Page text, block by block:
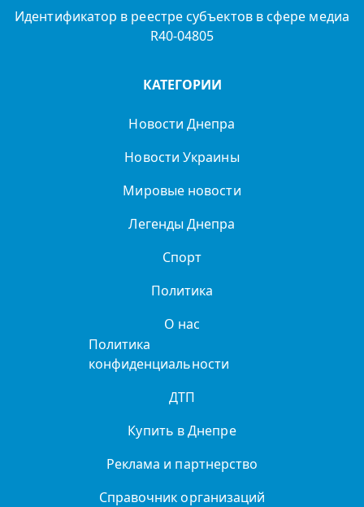
Идентификатор в реестре субъектов в сфере медиа
R40-04805
КАТЕГОРИИ
Новости Днепра
Новости Украины
Мировые новости
Легенды Днепра
Спорт
Политика
О нас
Политика
конфиденциальности
ДТП
Купить в Днепре
Реклама и партнерство
Справочник организаций